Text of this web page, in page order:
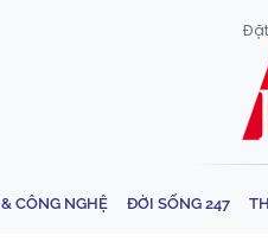
CÔNG NGHỆ ĐỜI SỐNG 247